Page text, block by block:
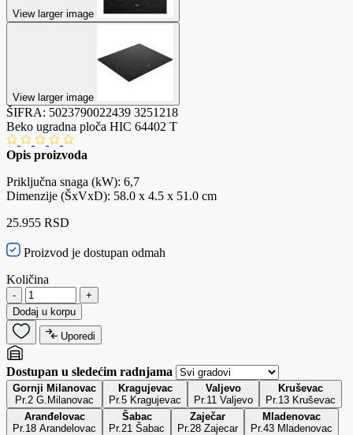
View larger image
View larger image
ŠIFRA: 5023790022439 3251218
Beko ugradna ploča HIC 64402 T
Opis proizvoda
Priključna snaga (kW): 6,7
Dimenzije (ŠxVxD): 58.0 x 4.5 x 51.0 cm
25.955 RSD
Proizvod je dostupan odmah
Količina
-
+
Dodaj u korpu
Uporedi
Dostupan u sledećim radnjama
Gornji Milanovac
Pr.2 G.Milanovac
Kragujevac
Pr.5 Kragujevac
Valjevo
Pr.11 Valjevo
Kruševac
Pr.13 Kruševac
Aranđelovac
Pr.18 Arandelovac
Šabac
Pr.21 Šabac
Zaječar
Pr.28 Zajecar
Mladenovac
Pr.43 Mladenovac